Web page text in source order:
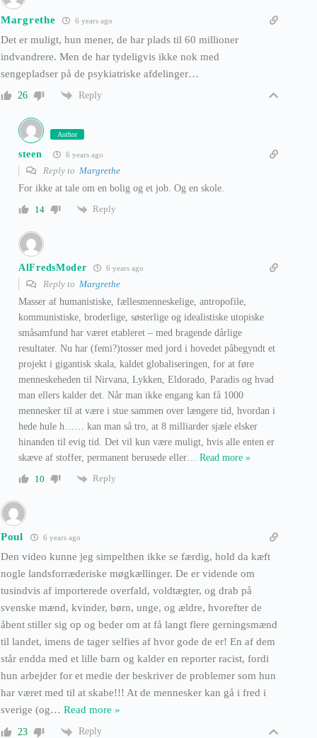
Margrethe 6 years ago
Det er muligt, hun mener, de har plads til 60 millioner
indvandrere. Men de har tydeligvis ikke nok med
sengepladser på de psykiatriske afdelinger…
26 Reply
Author
steen 6 years ago
Reply to Margrethe
For ikke at tale om en bolig og et job. Og en skole.
14
Reply
AlFredsModer 6 years ago
Reply to Margrethe
Masser af humanistiske, fællesmenneskelige, antropofile,
kommunistiske, broderlige, søsterlige og idealistiske utopiske
småsamfund har været etableret – med bragende dårlige
resultater. Nu har (femi?)tosser med jord i hovedet påbegyndt et
projekt i gigantisk skala, kaldet globaliseringen, for at føre
menneskeheden til Nirvana, Lykken, Eldorado, Paradis og hvad
man ellers kalder det. Når man ikke engang kan få 1000
mennesker til at være i stue sammen over længere tid, hvordan i
hede hule h…… kan man så tro, at 8 milliarder sjæle elsker
hinanden til evig tid. Det vil kun være muligt, hvis alle enten er
skæve af stoffer, permanent berusede eller… Read more »
10
Reply
Poul 6 years ago
Den video kunne jeg simpelthen ikke se færdig, hold da kæft
nogle landsforræderiske møgkællinger. De er vidende om
tusindvis af importerede overfald, voldtægter, og drab på
svenske mænd, kvinder, børn, unge, og ældre, hvorefter de
åbent stiller sig op og beder om at få langt flere gerningsmænd
til landet, imens de tager selfies af hvor gode de er! En af dem
står endda med et lille barn og kalder en reporter racist, fordi
hun arbejder for et medie der beskriver de problemer som hun
har været med til at skabe!!! At de mennesker kan gå i fred i
sverige (og… Read more »
23 Reply